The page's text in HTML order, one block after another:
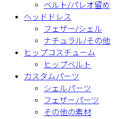
ベルト/パレオ留め
ヘッドドレス
フェザー/シェル
ナチュラル/その他
ヒップコスチューム
ヒップベルト
カスタムパーツ
シェルパーツ
フェザーパーツ
その他の素材